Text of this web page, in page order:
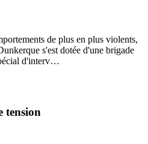
de plus en plus violents,
s'est dotée d'une brigade
d'interv…
tension